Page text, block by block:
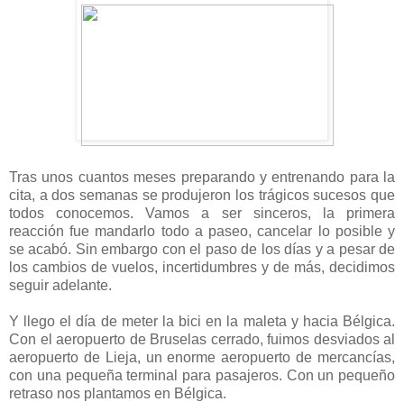
Tras unos cuantos meses preparando y entrenando para la
cita, a dos semanas se produjeron los trágicos sucesos que
todos conocemos. Vamos a ser sinceros, la primera
reacción fue mandarlo todo a paseo, cancelar lo posible y
se acabó. Sin embargo con el paso de los días y a pesar de
los cambios de vuelos, incertidumbres y de más, decidimos
seguir adelante.
Y llego el día de meter la bici en la maleta y hacia Bélgica.
Con el aeropuerto de Bruselas cerrado, fuimos desviados al
aeropuerto de Lieja, un enorme aeropuerto de mercancías,
con una pequeña terminal para pasajeros. Con un pequeño
retraso nos plantamos en Bélgica.